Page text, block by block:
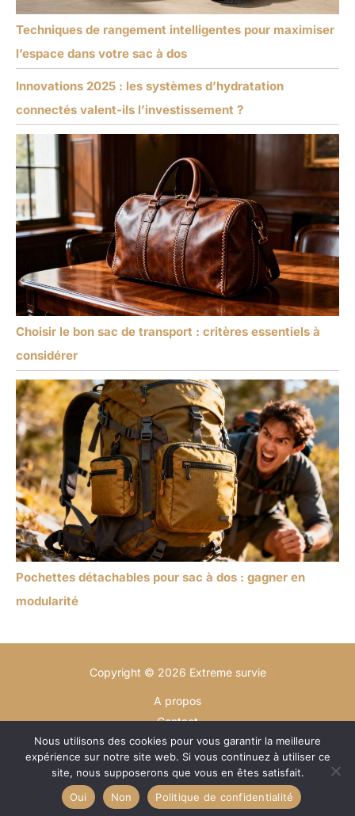
Techniques de rangement intelligentes pour maximiser
l’espace dans votre sac à dos
Innovations 2025 : les systèmes d’hydratation
connectés valent-ils l’investissement ?
Choisir le bon sac de transport : critères essentiels à
considérer
Pochettes détachables pour sac à dos : gagner en
modularité
Copyright © 2026 Extreme survie
A propos
Contact
Plan du site
Mentions légales
Politique de confidentialité
Nous utilisons des cookies pour vous garantir la meilleure
expérience sur notre site web. Si vous continuez à utiliser ce
site, nous supposerons que vous en êtes satisfait.
Oui
Non Politique de confidentialité